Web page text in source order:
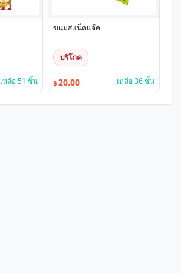
เหลือ 51 ชิ้น
ขนมสแน็คแจ๊ค
บริโภค
฿20.00 เหลือ 36 ชิ้น